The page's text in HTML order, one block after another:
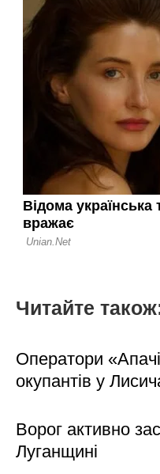
Читайте
Оператори
окупантів у
Ворог активно
Луганщині